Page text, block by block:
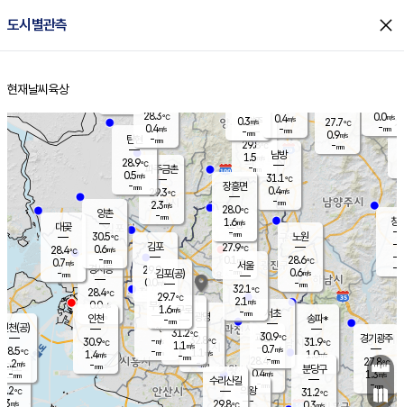
도시별관측 close
홈
현재날씨 육상
의도
℃
m/s
양주
29.8℃
1.5
-mm
과천
28.4℃
0.4m/s
- mm
경기광주
27.8℃
1.3m/s
-mm
경서동
28.4℃
0.0m/s
-mm
파주금촌
29.3℃
2.3m/s
-mm
27.7℃
0.9m/s
-mm
대곶
28.4℃
0.7m/s
-mm
창
-
-m/
-
탄현
28.9℃
0.5m/s
-mm
0.0m/s
-mm
의왕
김포
29.9℃
0.0 m/s
mm
광명
32.8 ℃
1.1 m/s
-mm
부천
-℃
-m/s
-mm
양촌
30.5℃
0.6m/s
-mm
구로
31.2℃
1.1 m/s
-mm
은평
27.9℃
0.1 m/s
- mm
노원
28.6℃
0.6m/s
-mm
송파*
31.9℃
1.0m/s
-mm
서초
30.9℃
0.7m/s
-mm
남방
31.1℃
0.4m/s
-mm
수리산길
29.8℃
분당구
31.2℃
m/s
장흥면
28.0℃
1.6m/s
-mm
0.3m/s
-mm
인천(공)
28.5℃
1.2m/s
-mm
김포(공)
29.7℃
1.6m/s
-mm
인천
30.9℃
1.4m/s
-mm
서울
32.1℃
2.1 m/s
-mm
28.3℃
0.4m/s
-mm
0.4m/s
-mm